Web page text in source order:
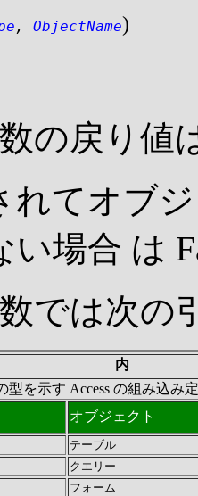
, ObjectName)
の戻り値
れてオブ
い場合 は
では次の
内
型を示す Access の組み込み
オブジェクト
テーブル
クエリー
フォーム